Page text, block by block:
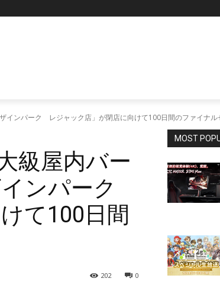
ンパーク レジャック店」が閉店に向けて100日間のファイナル
級屋内バー
ンパーク
て100日間
0
202
MOST